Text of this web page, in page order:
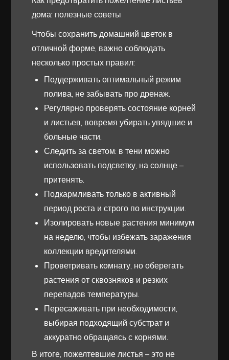
дома: полезные советы
Чтобы сохранить домашний цветок в
отличной форме, важно соблюдать
несколько простых правил:
Поддерживать оптимальный режим
полива, не забывать про дренаж.
Регулярно проверять состояние корней
и листьев, вовремя убирать увядшие и
больные части.
Следить за светом: в тени можно
использовать подсветку, на солнце –
притенять.
Подкармливать только в активный
период роста и строго по инструкции.
Изолировать новые растения минимум
на неделю, чтобы избежать заражения
коллекции вредителями.
Проветривать комнату, но оберегать
растения от сквозняков и резких
перепадов температуры.
Пересаживать при необходимости,
выбирая подходящий субстрат и
аккуратно обращаясь с корнями.
В итоге, пожелтевшие листья – это не